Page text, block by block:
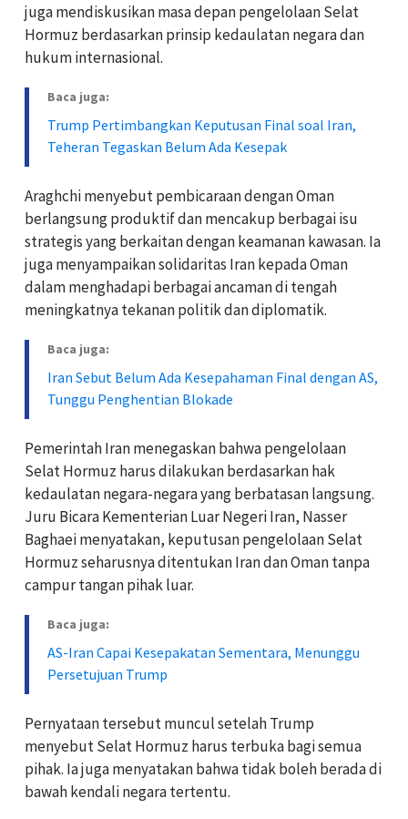
juga mendiskusikan masa depan pengelolaan Selat
Hormuz berdasarkan prinsip kedaulatan negara dan
hukum internasional.
Baca juga:
Trump Pertimbangkan Keputusan Final soal Iran,
Teheran Tegaskan Belum Ada Kesepak
Araghchi menyebut pembicaraan dengan Oman
berlangsung produktif dan mencakup berbagai isu
strategis yang berkaitan dengan keamanan kawasan. Ia
juga menyampaikan solidaritas Iran kepada Oman
dalam menghadapi berbagai ancaman di tengah
meningkatnya tekanan politik dan diplomatik.
Baca juga:
Iran Sebut Belum Ada Kesepahaman Final dengan AS,
Tunggu Penghentian Blokade
Pemerintah Iran menegaskan bahwa pengelolaan
Selat Hormuz harus dilakukan berdasarkan hak
kedaulatan negara-negara yang berbatasan langsung.
Juru Bicara Kementerian Luar Negeri Iran, Nasser
Baghaei menyatakan, keputusan pengelolaan Selat
Hormuz seharusnya ditentukan Iran dan Oman tanpa
campur tangan pihak luar.
Baca juga:
AS-Iran Capai Kesepakatan Sementara, Menunggu
Persetujuan Trump
Pernyataan tersebut muncul setelah Trump
menyebut Selat Hormuz harus terbuka bagi semua
pihak. Ia juga menyatakan bahwa tidak boleh berada di
bawah kendali negara tertentu.